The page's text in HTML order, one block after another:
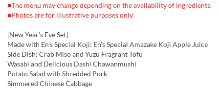
■The menu may change depending on the availability of ingredients.
■Photos are for illustrative purposes only.
[New Year's Eve Set]
Made with En's Special Koji: En's Special Amazake Koji Apple Juice
Side Dish: Crab Miso and Yuzu Fragrant Tofu
Wasabi and Delicious Dashi Chawanmushi
Potato Salad with Shredded Pork
Simmered Chinese Cabbage